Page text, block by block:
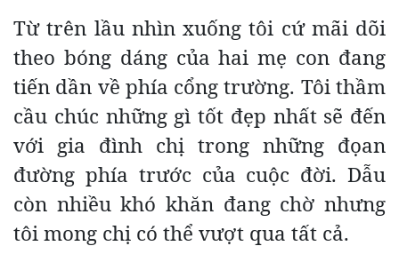
Từ trên lầu nhìn xuống tôi cứ mãi dõi
theo bóng dáng của hai mẹ con đang
tiến dần về phía cổng trường. Tôi thầm
cầu chúc những gì tốt đẹp nhất sẽ đến
với gia đình chị trong những đọan
đường phía trước của cuộc đời. Dẫu
còn nhiều khó khăn đang chờ nhưng
tôi mong chị có thể vượt qua tất cả.